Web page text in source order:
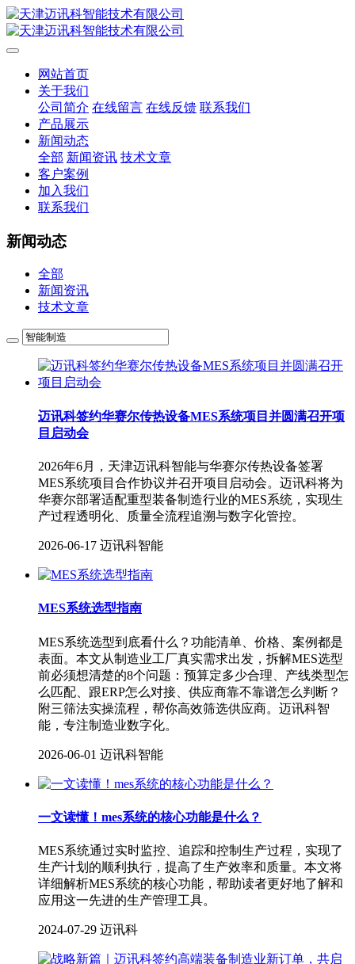
网站首页
关于我们
公司简介 在线留言 在线反馈 联系我们
产品展示
新闻动态
全部 新闻资讯 技术文章
客户案例
加入我们
联系我们
新闻动态
全部
新闻资讯
技术文章
迈讯科签约华赛尔传热设备MES系统项目并圆满召开项
目启动会
2026年6月，天津迈讯科智能与华赛尔传热设备签署
MES系统项目合作协议并召开项目启动会。迈讯科将为
华赛尔部署适配重型装备制造行业的MES系统，实现生
产过程透明化、质量全流程追溯与数字化管控。
2026-06-17 迈讯科智能
MES系统选型指南
MES系统选型到底看什么？功能清单、价格、案例都是
表面。本文从制造业工厂真实需求出发，拆解MES选型
前必须想清楚的8个问题：预算定多少合理、产线类型怎
么匹配、跟ERP怎么对接、供应商靠不靠谱怎么判断？
附三筛法实操流程，帮你高效筛选供应商。迈讯科智
能，专注制造业数字化。
2026-06-01 迈讯科智能
一文读懂！mes系统的核心功能是什么？
MES系统通过实时监控、追踪和控制生产过程，实现了
生产计划的顺利执行，提高了生产效率和质量。本文将
详细解析MES系统的核心功能，帮助读者更好地了解和
应用这一先进的生产管理工具。
2024-07-29 迈讯科